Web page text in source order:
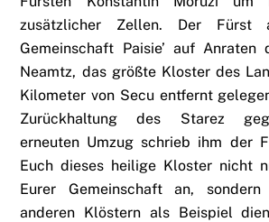
zusätzlicher Zellen. Der
Gemeinschaft Paisie’ auf Anraten
Neamtz, das größte Kloster des
Kilometer von Secu entfernt
Zurückhaltung des Starez
erneuten Umzug schrieb ihm der
Euch dieses heilige Kloster nicht
Eurer Gemeinschaft an,
anderen Klöstern als Beispiel